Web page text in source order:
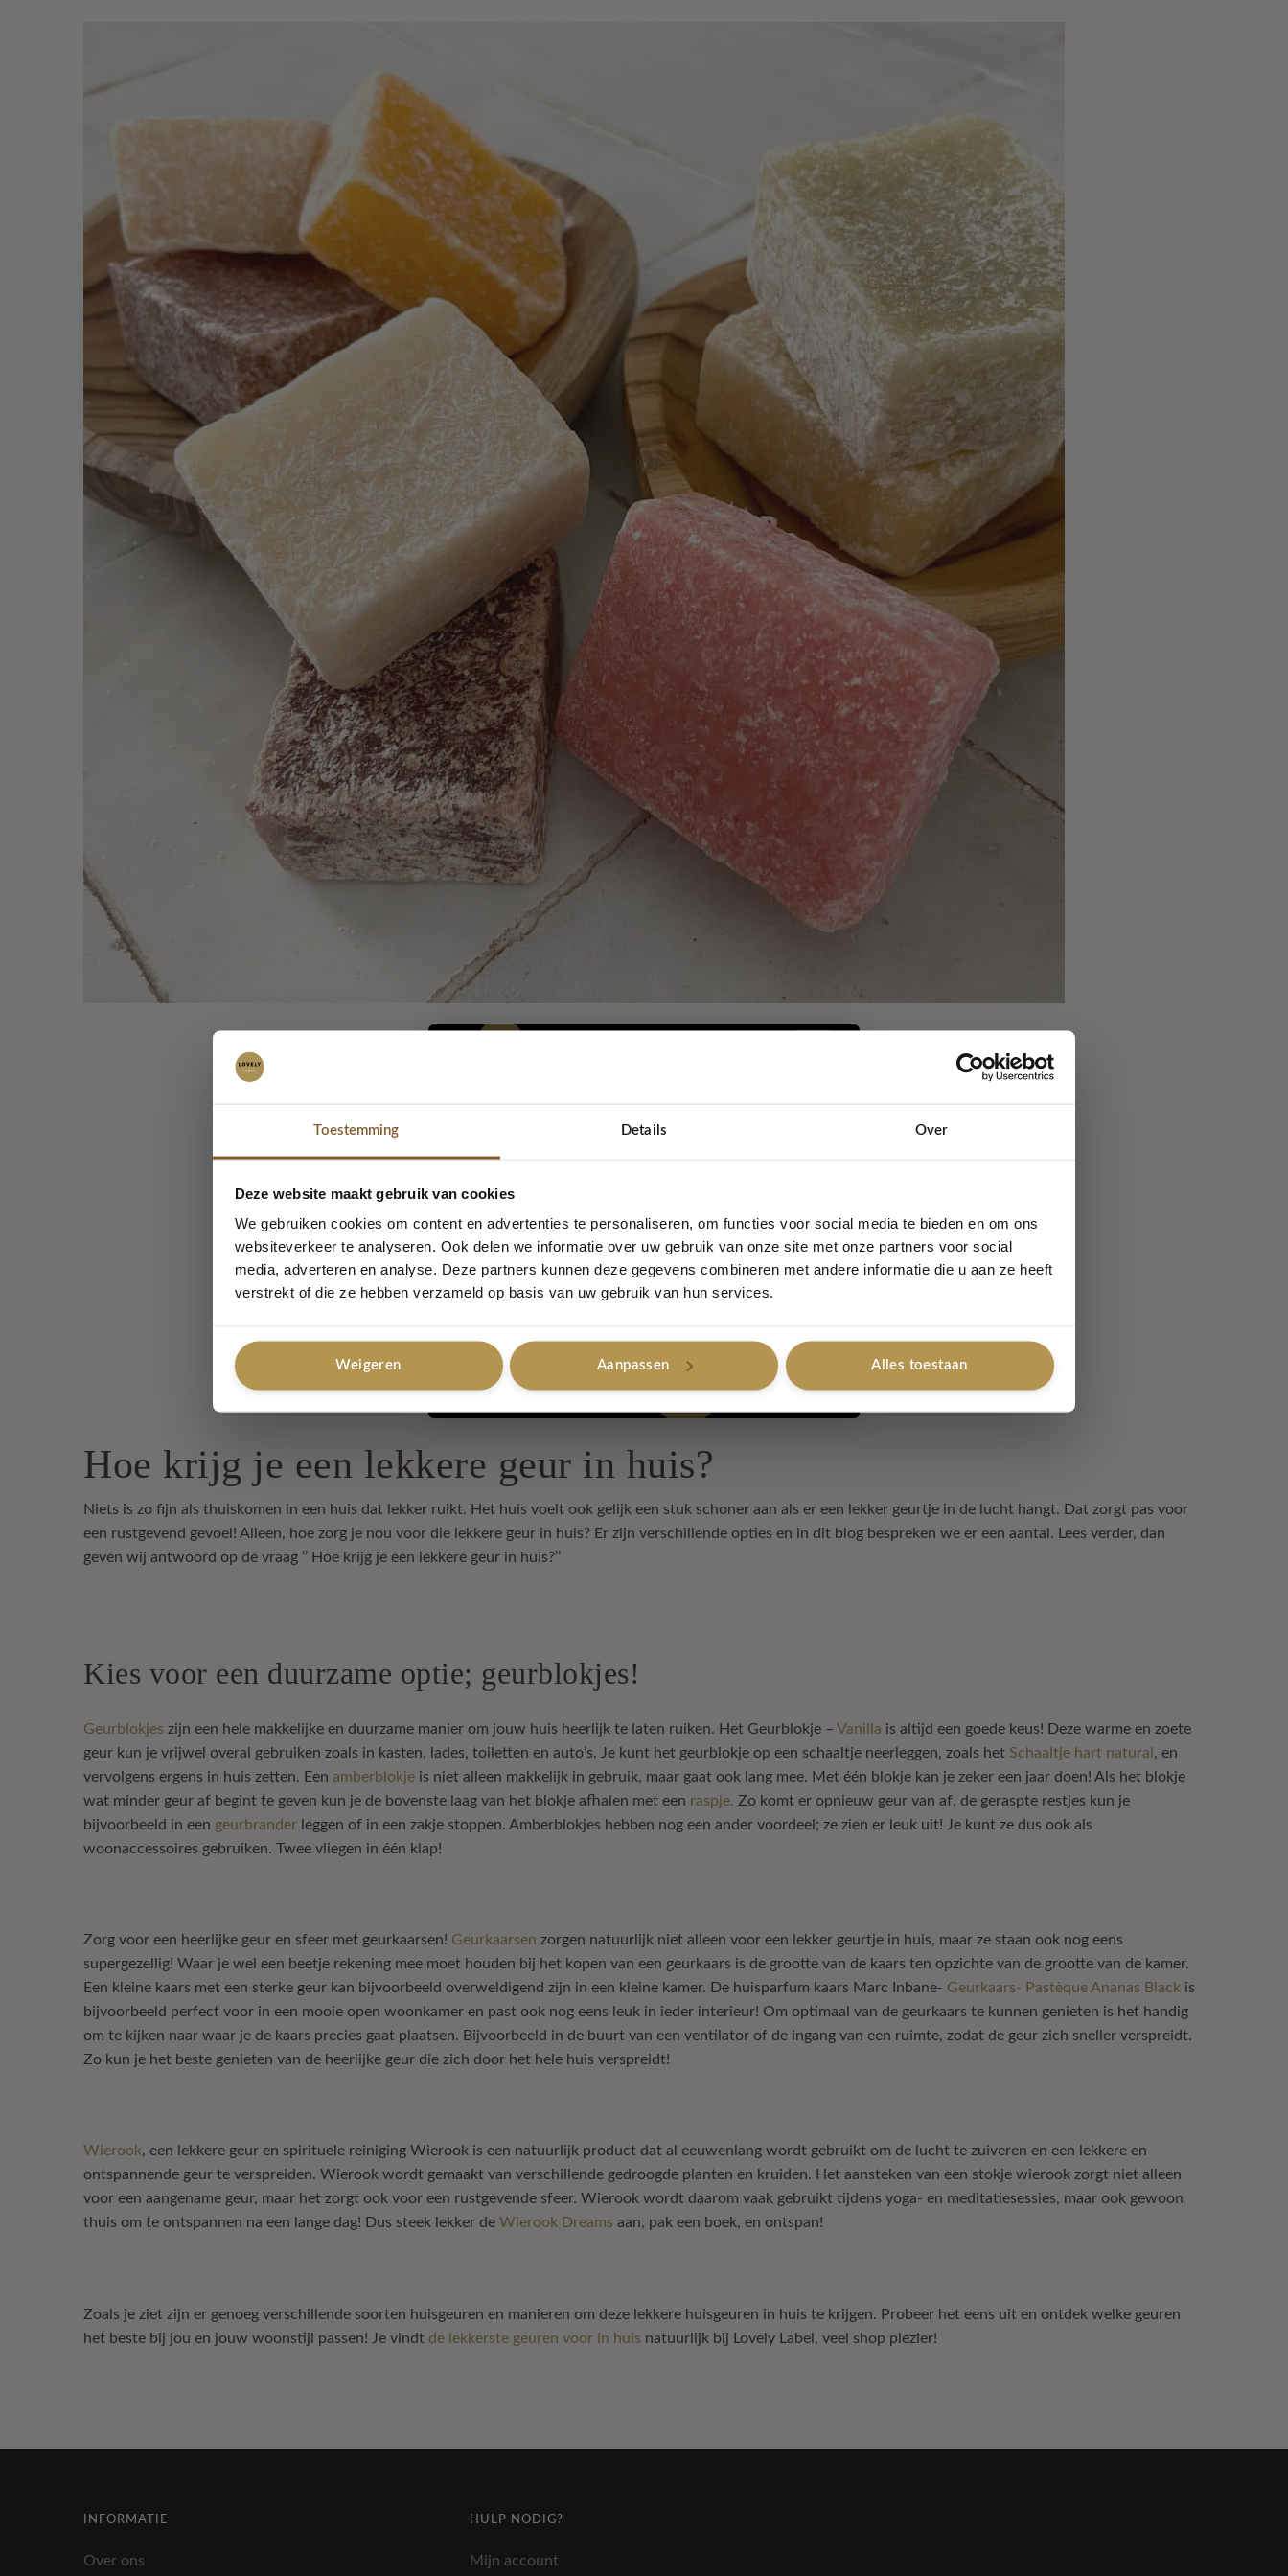
Toestemming Details Over
Deze website maakt gebruik van cookies
We gebruiken cookies om content en advertenties te personaliseren, om functies voor social media te bieden en om ons
websiteverkeer te analyseren. Ook delen we informatie over uw gebruik van onze site met onze partners voor social
media, adverteren en analyse. Deze partners kunnen deze gegevens combineren met andere informatie die u aan ze heeft
verstrekt of die ze hebben verzameld op basis van uw gebruik van hun services.
Weigeren Aanpassen Alles toestaan
Hoe krijg je een lekkere geur in huis?
Niets is zo fijn als thuiskomen in een huis dat lekker ruikt. Het huis voelt ook gelijk een stuk schoner aan als er een lekker geurtje in de lucht hangt. Dat zorgt pas voor
een rustgevend gevoel! Alleen, hoe zorg je nou voor die lekkere geur in huis? Er zijn verschillende opties en in dit blog bespreken we er een aantal. Lees verder, dan
geven wij antwoord op de vraag ‘’ Hoe krijg je een lekkere geur in huis?’’
Kies voor een duurzame optie; geurblokjes!
Geurblokjes zijn een hele makkelijke en duurzame manier om jouw huis heerlijk te laten ruiken. Het Geurblokje – Vanilla is altijd een goede keus! Deze warme en zoete
geur kun je vrijwel overal gebruiken zoals in kasten, lades, toiletten en auto’s. Je kunt het geurblokje op een schaaltje neerleggen, zoals het Schaaltje hart natural , en
vervolgens ergens in huis zetten. Een amberblokje is niet alleen makkelijk in gebruik, maar gaat ook lang mee. Met één blokje kan je zeker een jaar doen! Als het blokje
wat minder geur af begint te geven kun je de bovenste laag van het blokje afhalen met een raspje. Zo komt er opnieuw geur van af, de geraspte restjes kun je
bijvoorbeeld in een geurbrander leggen of in een zakje stoppen. Amberblokjes hebben nog een ander voordeel; ze zien er leuk uit! Je kunt ze dus ook als
woonaccessoires gebruiken. Twee vliegen in één klap!
Zorg voor een heerlijke geur en sfeer met geurkaarsen! Geurkaarsen zorgen natuurlijk niet alleen voor een lekker geurtje in huis, maar ze staan ook nog eens
supergezellig! Waar je wel een beetje rekening mee moet houden bij het kopen van een geurkaars is de grootte van de kaars ten opzichte van de grootte van de kamer.
Een kleine kaars met een sterke geur kan bijvoorbeeld overweldigend zijn in een kleine kamer. De huisparfum kaars Marc Inbane- Geurkaars- Pastèque Ananas Black is
bijvoorbeeld perfect voor in een mooie open woonkamer en past ook nog eens leuk in ieder interieur! Om optimaal van de geurkaars te kunnen genieten is het handig
om te kijken naar waar je de kaars precies gaat plaatsen. Bijvoorbeeld in de buurt van een ventilator of de ingang van een ruimte, zodat de geur zich sneller verspreidt.
Zo kun je het beste genieten van de heerlijke geur die zich door het hele huis verspreidt!
Wierook, een lekkere geur en spirituele reiniging Wierook is een natuurlijk product dat al eeuwenlang wordt gebruikt om de lucht te zuiveren en een lekkere en
ontspannende geur te verspreiden. Wierook wordt gemaakt van verschillende gedroogde planten en kruiden. Het aansteken van een stokje wierook zorgt niet alleen
voor een aangename geur, maar het zorgt ook voor een rustgevende sfeer. Wierook wordt daarom vaak gebruikt tijdens yoga- en meditatiesessies, maar ook gewoon
thuis om te ontspannen na een lange dag! Dus steek lekker de Wierook Dreams aan, pak een boek, en ontspan!
Zoals je ziet zijn er genoeg verschillende soorten huisgeuren en manieren om deze lekkere huisgeuren in huis te krijgen. Probeer het eens uit en ontdek welke geuren
het beste bij jou en jouw woonstijl passen! Je vindt de lekkerste geuren voor in huis natuurlijk bij Lovely Label, veel shop plezier!
INFORMATIE
Over ons
HULP NODIG?
Mijn account
Ja, graag!
Nee, bedankt